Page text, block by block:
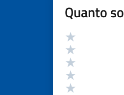
Quanto
Valutazione